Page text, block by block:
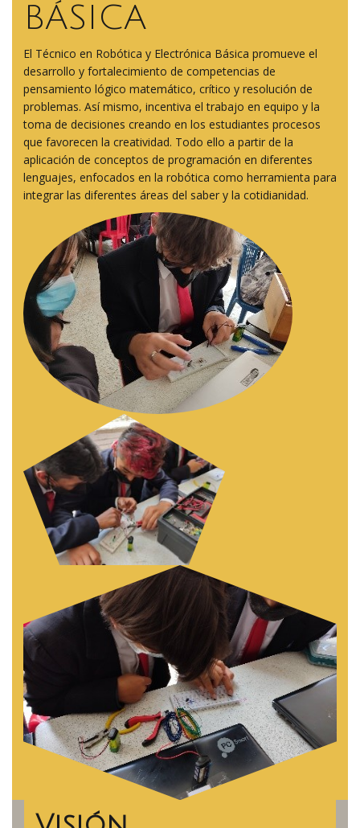
BÁSICA
El Técnico en Robótica y Electrónica Básica promueve el
desarrollo y fortalecimiento de competencias de
pensamiento lógico matemático, crítico y resolución de
problemas. Así mismo, incentiva el trabajo en equipo y la
toma de decisiones creando en los estudiantes procesos
que favorecen la creatividad. Todo ello a partir de la
aplicación de conceptos de programación en diferentes
lenguajes, enfocados en la robótica como herramienta para
integrar las diferentes áreas del saber y la cotidianidad.